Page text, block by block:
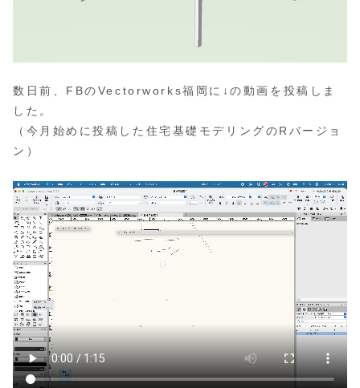
数日前、FBのVectorworks福岡に↓の動画を投稿しま
した。
（今月始めに投稿した住宅基礎モデリングのRバージョ
ン）